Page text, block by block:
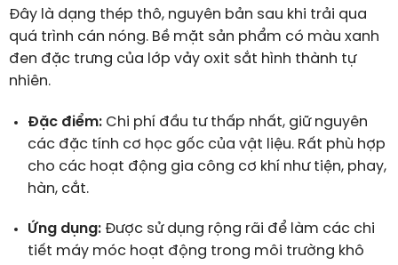
Đây là dạng thép thô, nguyên bản sau khi trải qua
quá trình cán nóng. Bề mặt sản phẩm có màu xanh
đen đặc trưng của lớp vảy oxit sắt hình thành tự
nhiên.
Đặc điểm:Chi phí đầu tư thấp nhất, giữ nguyên
các đặc tính cơ học gốc của vật liệu. Rất phù hợp
cho các hoạt động gia công cơ khí như tiện, phay,
hàn, cắt.
Ứng dụng:Được sử dụng rộng rãi để làm các chi
tiết máy móc hoạt động trong môi trường khô